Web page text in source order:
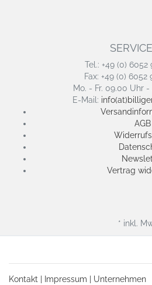
SERVICE
Tel.: +49 (0) 6052
Fax: +49 (0) 6052
Mo. - Fr. 09.00 Uhr
E-Mail:
AGB
Vertrag
* inkl.
Kontakt Impressum
Unternehmen